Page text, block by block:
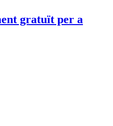
gratuït per a